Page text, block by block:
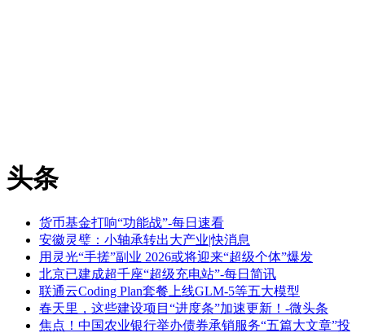
头条
货币基金打响“功能战”-每日速看
安徽灵璧：小轴承转出大产业|快消息
用灵光“手搓”副业 2026或将迎来“超级个体”爆发
北京已建成超千座“超级充电站”-每日简讯
联通云Coding Plan套餐上线GLM-5等五大模型
春天里，这些建设项目“进度条”加速更新！-微头条
焦点！中国农业银行举办债券承销服务“五篇大文章”投